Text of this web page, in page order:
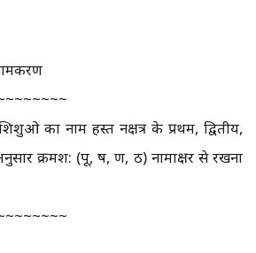
का नाम हस्त नक्षत्र के प्रथम, द्वितीय,
क्रमश: (पू, ष, ण, ठ) नामाक्षर से रखना